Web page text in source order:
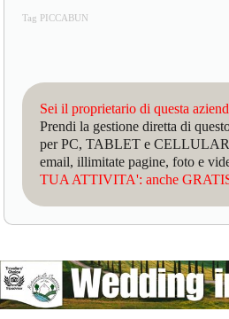
Tag PICCABUN
Sei il proprietario di questa
Prendi la gestione diretta di
per PC, TABLET e
email, illimitate pagine, foto e
TUA ATTIVITA': anche